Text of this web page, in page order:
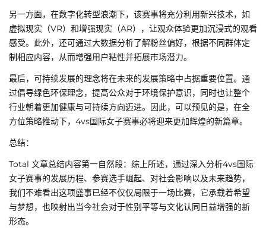
另一方面，在数字化转型浪潮下，该赛事将充分利用新兴技术，如
虚拟现实（VR）和增强现实（AR），让观众体验更加沉浸式的观看
感受。此外，还可通过大数据分析了解粉丝偏好，根据不同群体定
制相应内容，从而增强用户粘性并拓展市场潜力。
最后，可持续发展的理念将在未来的发展策略中占据重要位置。通
过倡导绿色环保理念，提高公众对于环境保护意识，同时也让整个
行业朝着更加健康与可持续方向迈进。因此，可以预见的是，在全
方位策略推动下，4vs国际女子赛事必将迎来更加辉煌的新篇章。
总结：
Total 文章总结内容第一自然段：综上所述，通过深入分析4vs国际
女子赛事的发展历程、参赛选手崛起、对社会影响以及未来趋势，
我们不难看出这项盛事已经不仅仅局限于一场比赛，它承载着希望
与梦想，也映射出当今社会对于性别平等与文化认同日益增强的新
形态。